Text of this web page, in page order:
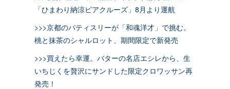
「ひまわり納涼ビアクルーズ」8月より運航
>>>京都のパティスリーが「和魂洋才」で挑む。
桃と抹茶のシャルロット、期間限定で新発売
>>>買えたら幸運。バターの名店エシレから、生
いちじくを贅沢にサンドした限定クロワッサン再
発売！